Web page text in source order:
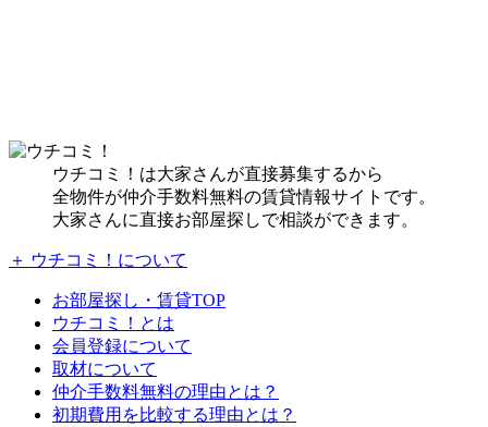
ウチコミ！は大家さんが直接募集するから
全物件が仲介手数料無料の賃貸情報サイトです。
大家さんに直接お部屋探しで相談ができます。
＋ ウチコミ！について
お部屋探し・賃貸TOP
ウチコミ！とは
会員登録について
取材について
仲介手数料無料の理由とは？
初期費用を比較する理由とは？